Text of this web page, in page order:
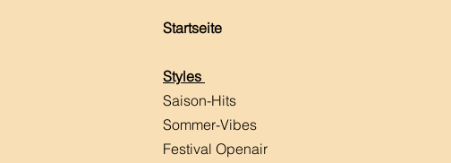
Startseite
Styles
Saison-Hits
​Sommer-Vibes
Festival Openair